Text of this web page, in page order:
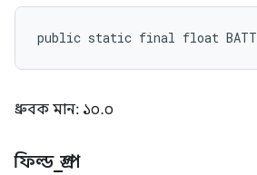
public static final float
ধ্রুবক মান: ১০.০
ফিল্ড_গ্রুপ